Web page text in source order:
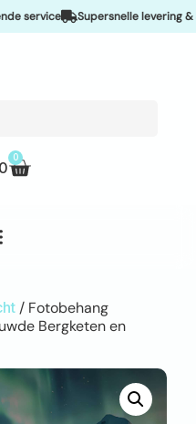
Supersnelle levering &
0
/ Fotobehang
Bergketen en